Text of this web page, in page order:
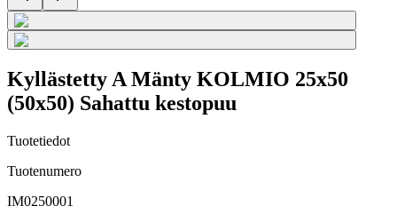
Kyllästetty A Mänty KOLMIO 25x50
(50x50) Sahattu kestopuu
Tuotetiedot
Tuotenumero
IM0250001